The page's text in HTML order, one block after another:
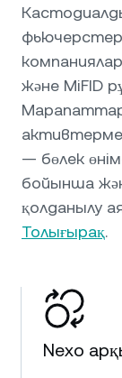
фьючерстер
және MiFID
— бөлек
бойынша
қолданылу
Толығырақ.
Nexo